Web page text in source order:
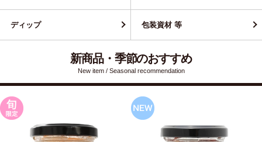
ディップ 包装資材 等
新商品・季節のおすすめ
New item / Seasonal recommendation